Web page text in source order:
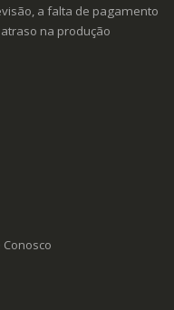
a falta de pagamento
na produção
Conosco